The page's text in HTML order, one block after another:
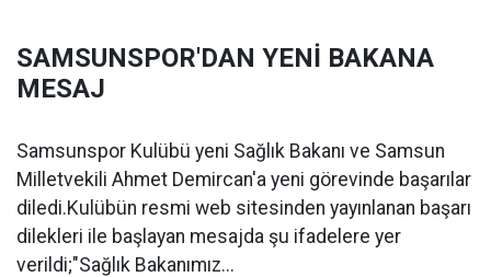
SAMSUNSPOR'DAN YENİ BAKANA
MESAJ
Samsunspor Kulübü yeni Sağlık Bakanı ve Samsun
Milletvekili Ahmet Demircan'a yeni görevinde başarılar
diledi.Kulübün resmi web sitesinden yayınlanan başarı
dilekleri ile başlayan mesajda şu ifadelere yer
verildi;"Sağlık Bakanımız...